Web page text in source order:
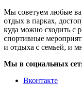
Мы советуем любые
отдых в парках,
куда можно сходить с
спортивные
и отдыха с семьей, и
Мы в социальных
Вконтакте